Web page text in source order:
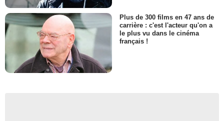
Plus de 300 films en 47 ans de
carrière : c'est l'acteur qu'on a
le plus vu dans le cinéma
français !